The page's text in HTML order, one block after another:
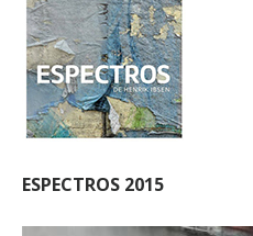
ESPECTROS 2015